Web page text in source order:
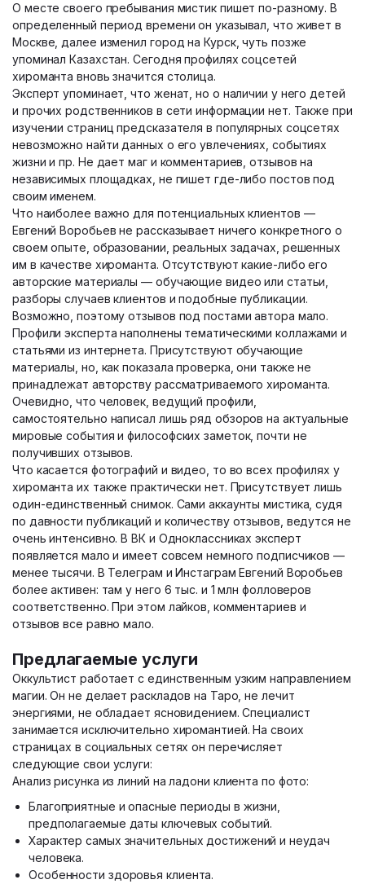
О месте своего пребывания мистик пишет по-разному. В
определенный период времени он указывал, что живет в
Москве, далее изменил город на Курск, чуть позже
упоминал Казахстан. Сегодня профилях соцсетей
хироманта вновь значится столица.
Эксперт упоминает, что женат, но о наличии у него детей
и прочих родственников в сети информации нет. Также при
изучении страниц предсказателя в популярных соцсетях
невозможно найти данных о его увлечениях, событиях
жизни и пр. Не дает маг и комментариев, отзывов на
независимых площадках, не пишет где-либо постов под
своим именем.
Что наиболее важно для потенциальных клиентов —
Евгений Воробьев не рассказывает ничего конкретного о
своем опыте, образовании, реальных задачах, решенных
им в качестве хироманта. Отсутствуют какие-либо его
авторские материалы — обучающие видео или статьи,
разборы случаев клиентов и подобные публикации.
Возможно, поэтому отзывов под постами автора мало.
Профили эксперта наполнены тематическими коллажами и
статьями из интернета. Присутствуют обучающие
материалы, но, как показала проверка, они также не
принадлежат авторству рассматриваемого хироманта.
Очевидно, что человек, ведущий профили,
самостоятельно написал лишь ряд обзоров на актуальные
мировые события и философских заметок, почти не
получивших отзывов.
Что касается фотографий и видео, то во всех профилях у
хироманта их также практически нет. Присутствует лишь
один-единственный снимок. Сами аккаунты мистика, судя
по давности публикаций и количеству отзывов, ведутся не
очень интенсивно. В ВК и Одноклассниках эксперт
появляется мало и имеет совсем немного подписчиков —
менее тысячи. В Телеграм и Инстаграм Евгений Воробьев
более активен: там у него 6 тыс. и 1 млн фолловеров
соответственно. При этом лайков, комментариев и
отзывов все равно мало.
Предлагаемые услуги
Оккультист работает с единственным узким направлением
магии. Он не делает раскладов на Таро, не лечит
энергиями, не обладает ясновидением. Специалист
занимается исключительно хиромантией. На своих
страницах в социальных сетях он перечисляет
следующие свои услуги:
Анализ рисунка из линий на ладони клиента по фото:
Благоприятные и опасные периоды в жизни,
предполагаемые даты ключевых событий.
Характер самых значительных достижений и неудач
человека.
Особенности здоровья клиента.